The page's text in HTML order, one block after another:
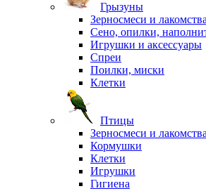
Грызуны
Зерносмеси и лакомства
Сено, опилки,
Игрушки и аксессуары
Спреи
Поилки, миски
Клетки
Птицы
Зерносмеси и лакомства
Кормушки
Клетки
Игрушки
Гигиена